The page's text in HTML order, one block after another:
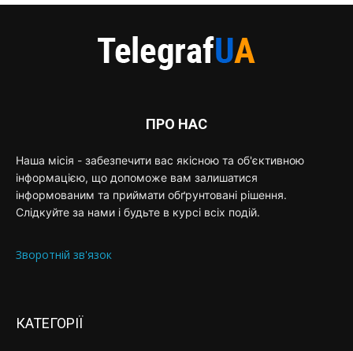
ПРО НАС
Наша місія - забезпечити вас якісною та об'єктивною
інформацією, що допоможе вам залишатися
інформованим та приймати обґрунтовані рішення.
Слідкуйте за нами і будьте в курсі всіх подій.
Зворотній зв'язок
КАТЕГОРІЇ